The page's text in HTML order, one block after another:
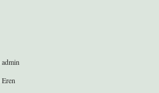
admin
Eren